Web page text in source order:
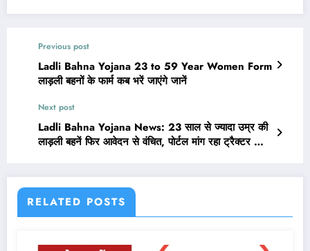
Previous post
Ladli Bahna Yojana 23 to 59 Year Women Form
लाड़ली बहनों के फार्म कब भरें जाएंगे जानें
Next post
Ladli Bahna Yojana News: 23 साल से ज्यादा उम्र की
लाड़ली बहनें फिर आवेदन से वंचित, पोर्टल मांग रहा ट्रैक्टर का
RELATED POSTS